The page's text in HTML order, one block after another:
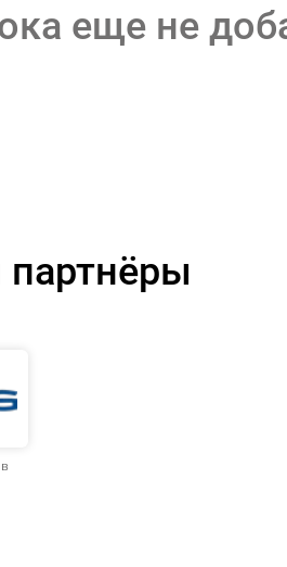
еще не